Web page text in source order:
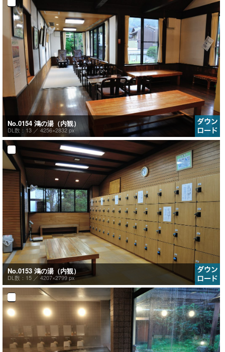
No.0154 鴻の湯（内観）
DL数：13 ／ 4256×2832 px
No.0153 鴻の湯（内観）
DL数：15 ／ 4207×2799 px